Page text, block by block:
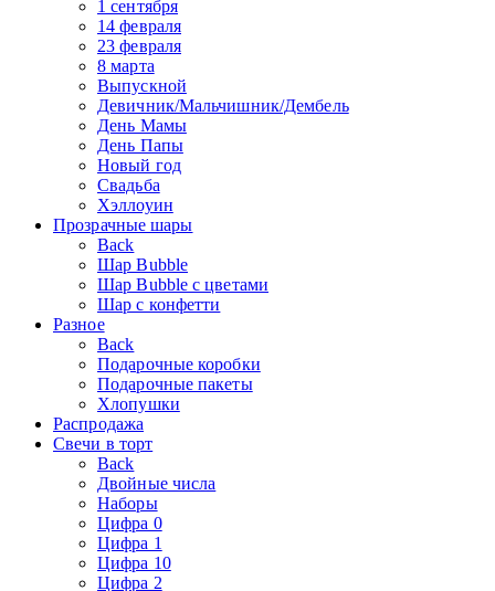
1 сентября
14 февраля
23 февраля
8 марта
Выпускной
Девичник/Мальчишник/Дембель
День Мамы
День Папы
Новый год
Свадьба
Хэллоуин
Прозрачные шары
Back
Шар Bubble
Шар Bubble с цветами
Шар с конфетти
Разное
Back
Подарочные коробки
Подарочные пакеты
Хлопушки
Распродажа
Свечи в торт
Back
Двойные числа
Наборы
Цифра 0
Цифра 1
Цифра 10
Цифра 2